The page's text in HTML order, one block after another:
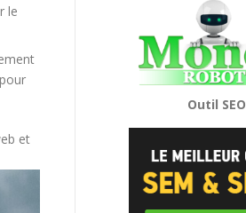
le
et
Outil SEO